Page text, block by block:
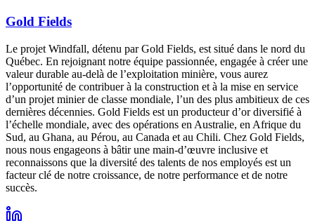
Gold Fields
Le projet Windfall, détenu par Gold Fields, est situé dans le nord du
Québec. En rejoignant notre équipe passionnée, engagée à créer une
valeur durable au-delà de l’exploitation minière, vous aurez
l’opportunité de contribuer à la construction et à la mise en service
d’un projet minier de classe mondiale, l’un des plus ambitieux de ces
dernières décennies. Gold Fields est un producteur d’or diversifié à
l’échelle mondiale, avec des opérations en Australie, en Afrique du
Sud, au Ghana, au Pérou, au Canada et au Chili. Chez Gold Fields,
nous nous engageons à bâtir une main-d’œuvre inclusive et
reconnaissons que la diversité des talents de nos employés est un
facteur clé de notre croissance, de notre performance et de notre
succès.